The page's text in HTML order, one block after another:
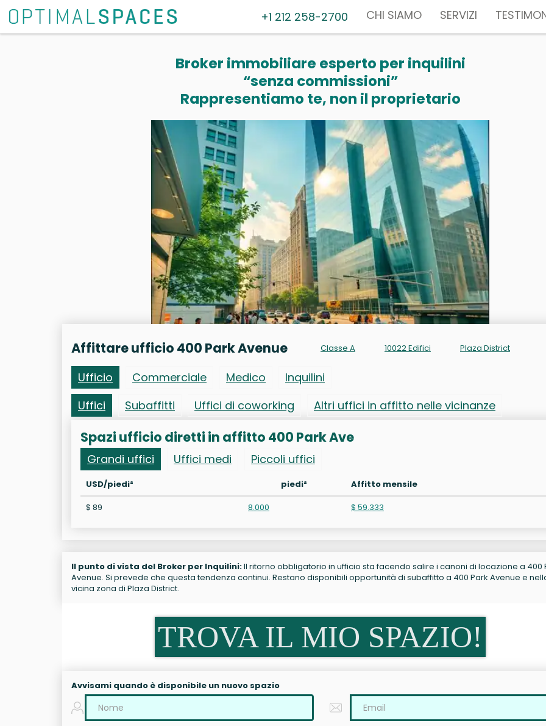
+1 212 258-2700 CHI SIAMO SERVIZI
Broker immobiliare esperto per inquilini
“senza commissioni”
Rappresentiamo te, non il proprietario
Affittare ufficio 400 Park Avenue Classe A 10022 Edifici Plaza District
Ufficio Commerciale Medico
Inquilini
Uffici
Subaffitti Uffici di coworking Altri uffici in affitto nelle vicinanze
Spazi ufficio diretti in affitto 400 Park Ave
Grandi uffici Uffici medi Piccoli uffici
USD/piedi² piedi²
Affitto mensile
$ 89
8.000 $ 59.333
Il punto di vista del Broker per Inquilini:Il ritorno obbligatorio in ufficio sta facendo salire i canoni di locazione a 400
Avenue. Si prevede che questa tendenza continui. Restano disponibili opportunità di subaffitto a 400 Park Avenue e
vicina zona di Plaza District.
TROVA IL MIO SPAZIO!
Avvisami quando è disponibile un nuovo spazio